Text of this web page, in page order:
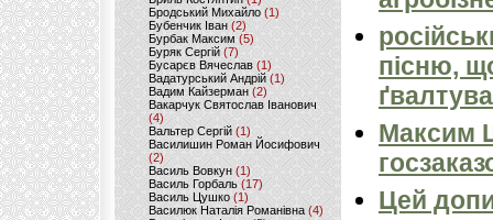
Бродський Михайло (1)
Бубенчик Іван(2)
Бурбак Максим (5)
Буряк Сергій (7)
Бусарєв Вячеслав (1)
Вадатурський Андрій (1)
Вадим Кайзерман (2)
Вакарчук Святослав Іванович
(4)
Вальтер Сергій (1)
Василишин Роман Йосифович
(2)
Василь Вовкун (1)
Василь Горбаль (17)
Василь Цушко (1)
Василюк Наталія Романівна (4)
пісню,
Максим
Цей